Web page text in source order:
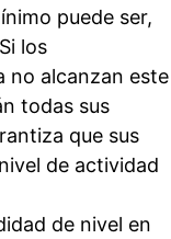
puede ser,
los
no alcanzan este
todas sus
que sus
de actividad
de nivel en